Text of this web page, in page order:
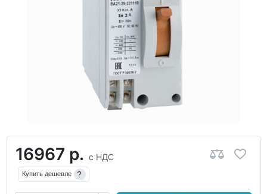
16967 р. с НДС
Купить дешевле ?